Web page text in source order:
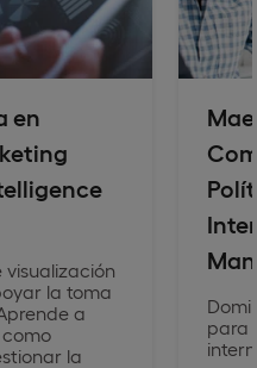
en
la toma
a
la
para